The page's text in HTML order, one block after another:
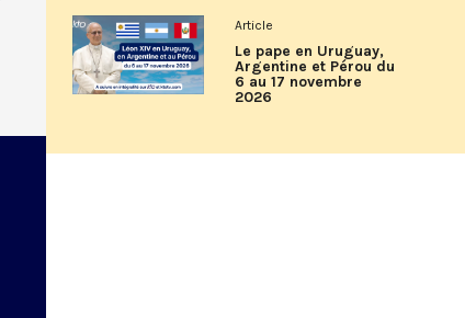
Article
Le pape en Uruguay,
Argentine et Pérou du
6 au 17 novembre
2026